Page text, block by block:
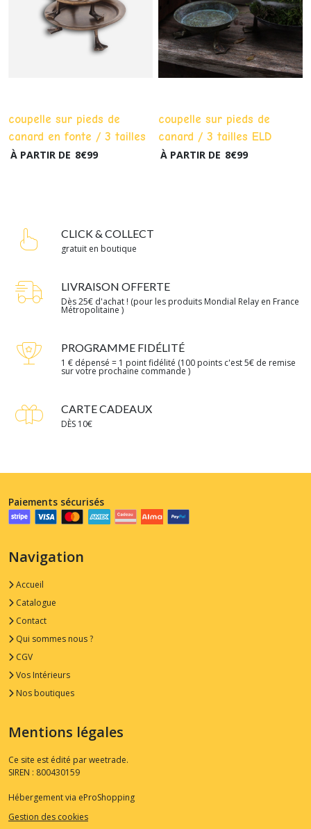
coupelle sur pieds de
canard en fonte / 3 tailles
ELD Garden
À PARTIR DE 8€99
coupelle sur pieds de
canard / 3 tailles ELD
Garden
À PARTIR DE 8€99
CLICK & COLLECT
gratuit en boutique
LIVRAISON OFFERTE
Dès 25€ d'achat ! (pour les produits Mondial Relay en France
Métropolitaine )
PROGRAMME FIDÉLITÉ
1 € dépensé = 1 point fidélité (100 points c'est 5€ de remise
sur votre prochaine commande )
CARTE CADEAUX
DÈS 10€
Paiements sécurisés
Navigation
Accueil
Catalogue
Contact
Qui sommes nous ?
CGV
Vos Intérieurs
Nos boutiques
Mentions légales
Ce site est édité par weetrade.
SIREN : 800430159
Hébergement via eProShopping
Gestion des cookies